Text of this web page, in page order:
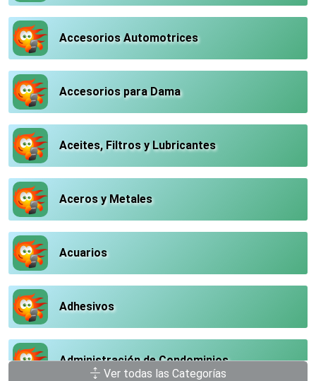
Accesorios Automotrices
Accesorios para Dama
Aceites, Filtros y Lubricantes
Aceros y Metales
Acuarios
Adhesivos
Administración de Condominios
Ver todas las Categorías